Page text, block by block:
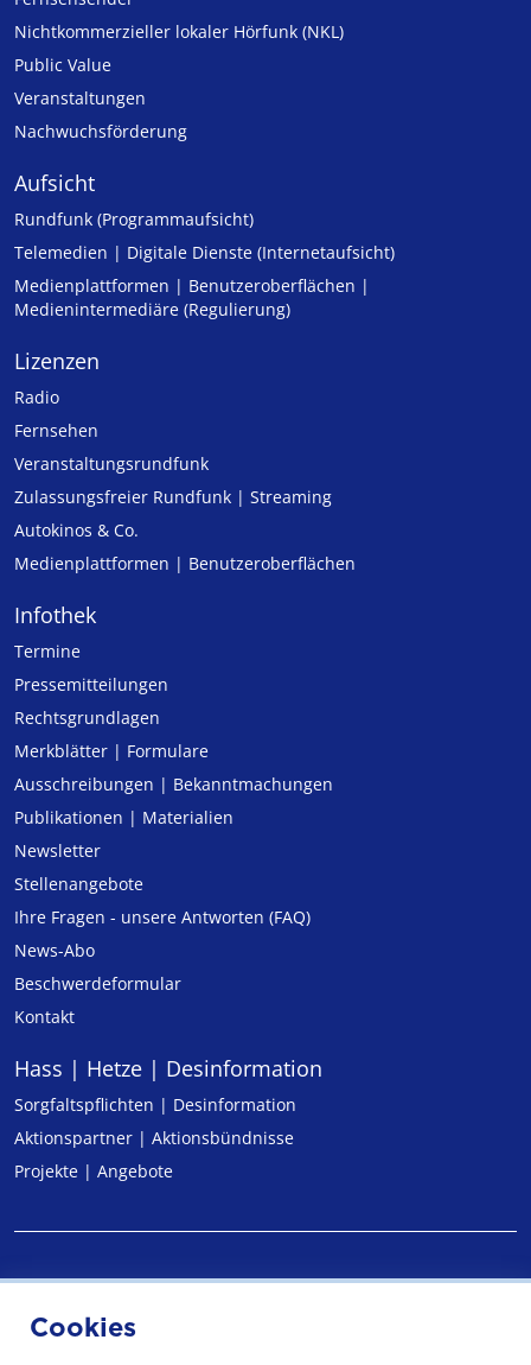
Nicht­kommer­zieller lo­ka­ler Hör­funk (NKL)
Public Value
Veranstaltungen
Nachwuchsförderung
Aufsicht
Rundfunk (Programmaufsicht)
Telemedien | Digitale Dienste (Internetaufsicht)
Medienplattformen | Benutzeroberflächen |
Medienintermediäre (Regulierung)
Lizenzen
Radio
Fernsehen
Veranstaltungsrundfunk
Zulassungs­freier Rund­funk | Streaming
Autokinos & Co.
Medienplattformen | Benutzeroberflächen
Infothek
Termine
Pressemitteilungen
Rechtsgrundlagen
Merkblätter | Formulare
Ausschreibungen | Bekanntmachungen
Publikationen | Materialien
Newsletter
Stellenangebote
Ihre Fragen - unsere Antworten (FAQ)
News-Abo
Beschwerdeformular
Kontakt
Hass | Hetze | Desinformation
Sorgfaltspflichten | Desinformation
Aktionspartner | Aktionsbündnisse
Projekte | Angebote
Cookies